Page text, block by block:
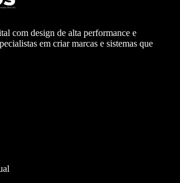
com design de alta performance e
em criar marcas e sistemas que